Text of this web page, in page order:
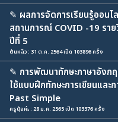
✎ ผลการจัดการเรียนรู้ออนไ
สถานการณ์ COVID -19 รา
ปีที่ 5
ต้นหลิว : 31 ต.ค. 2564 เปิด 103896 ครั้ง
✎ การพัฒนาทักษะภาษาอังก
ใช้แบบฝึกทักษะการเขียนและ
Past Simple
ครูนุ้ยค่ะ : 28 ม.ค. 2565 เปิด 103376 ครั้ง